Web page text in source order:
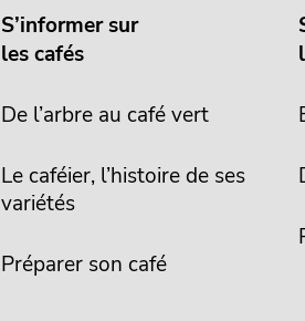
S’informer sur
les cafés
De l’arbre au café vert
Le caféier, l’histoire de ses
variétés
Préparer son café